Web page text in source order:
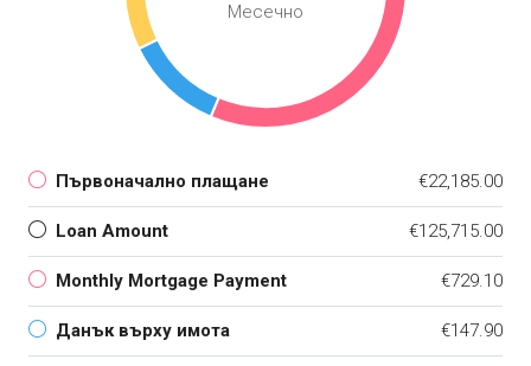
Месечно
Първоначално плащане €22,185.00
Loan Amount €125,715.00
Monthly Mortgage Payment €729.10
Данък върху имота €147.90